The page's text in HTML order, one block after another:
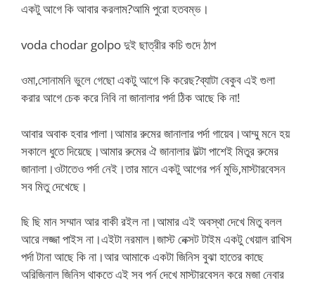
একটু আগে কি আবার করলাম?আমি পুরো হতবম্ভ।
voda chodar golpo দুই ছাত্রীর কচি গুদে ঠাপ
ওমা,সোনামনি ভুলে গেছো একটু আগে কি করেছ?ব্যাটা বেকুব এই গুলা
করার আগে চেক করে নিবি না জানালার পর্দা ঠিক আছে কি না!
আবার অবাক হবার পালা।আমার রুমের জানালার পর্দা গায়েব।আম্মু মনে হয়
সকালে ধুতে দিয়েছে।আমার রুমের ঐ জানালার উল্টা পাশেই মিতুর রুমের
জানালা।ওটাতেও পর্দা নেই।তার মানে একটু আগের পর্ন মুভি,মাস্টারবেসন
সব মিতু দেখেছে।
ছি ছি মান সম্মান আর বাকী রইল না।আমার এই অবস্থা দেখে মিতু বলল
আরে লজ্জা পাইস না।এইটা নরমাল।জাস্ট নেক্সট টাইম একটু খেয়াল রাখিস
পর্দা টানা আছে কি না।আর আমাকে একটা জিনিস বুঝা হাতের কাছে
অরিজিনাল জিনিস থাকতে এই সব পর্ন দেখে মাস্টারবেসন করে মজা নেবার